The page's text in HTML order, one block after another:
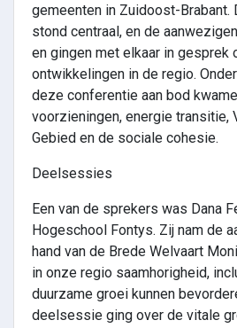
gemeenten in Zuidoost-Brabant.
stond centraal, en de
en gingen met elkaar in gesprek
ontwikkelingen in de regio.
deze conferentie aan bod
voorzieningen, energie transitie,
Gebied en de sociale cohesie.
Deelsessies
Een van de sprekers was Dana
Hogeschool Fontys. Zij nam de
hand van de Brede Welvaart
in onze regio saamhorigheid,
duurzame groei kunnen
deelsessie ging over de vitale